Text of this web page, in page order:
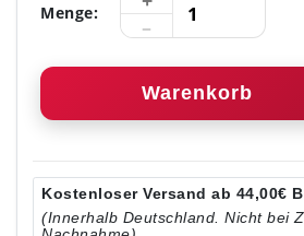
Menge:
Warenkorb
Kostenloser Versand ab 44,00€
(Innerhalb Deutschland. Nicht bei